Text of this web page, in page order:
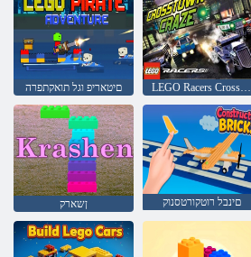
םיטאריפ וגל תואקתפרה LEGO Racers Crosstown ןועגיש
ןשארק םינבל רוטקורטסנוק